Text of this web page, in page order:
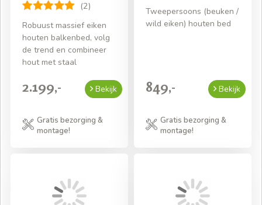
(2)
Robuust massief eiken
houten balkenbed, volg
de trend en combineer
hout met staal
2.199,- Bekijk
Gratis bezorging &
montage!
Tweepersoons (beuken /
wild eiken) houten bed
849,- Bekijk
Gratis bezorging &
montage!